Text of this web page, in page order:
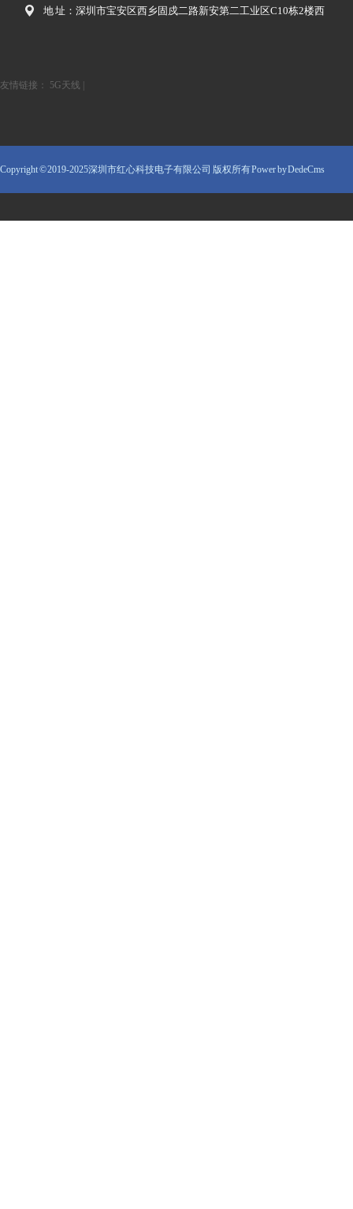
地 址：深圳市宝安区西乡固戍二路新安第二工业区C10栋2楼西
友情链接： 5G天线
Copyright © 2019-2025深圳市红心科技电子有限公司 版权所有Power by DedeCms